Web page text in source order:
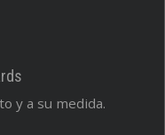
y a su medida.